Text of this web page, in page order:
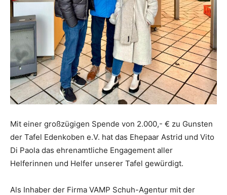
Mit einer großzügigen Spende von 2.000,- € zu Gunsten
der Tafel Edenkoben e.V. hat das Ehepaar Astrid und Vito
Di Paola das ehrenamtliche Engagement aller
Helferinnen und Helfer unserer Tafel gewürdigt.
Als Inhaber der Firma VAMP Schuh-Agentur mit der